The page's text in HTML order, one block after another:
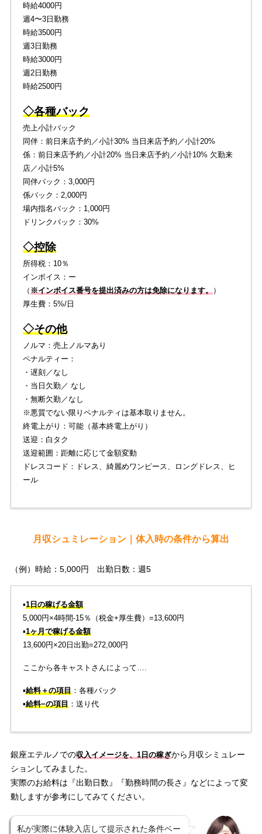
時給4000円
週4〜3日勤務
時給3500円
週3日勤務
時給3000円
週2日勤務
時給2500円
◇各種バック
売上小計バック
同伴：前日来店予約／小計30% 当日来店予約／小計20%
係：前日来店予約／小計20% 当日来店予約／小計10% 欠勤来
店／小計5%
同伴バック：3,000円
係バック：2,000円
場内指名バック：1,000円
ドリンクバック：30%
◇控除
所得税：10％
インボイス：ー
（ ※インボイス番号を提出済みの方は免除になります。
）
厚生費：5%/日
◇その他
ノルマ：売上ノルマあり
ペナルティー：
・遅刻／なし
・当日欠勤／ なし
・無断欠勤／なし
※悪質でない限りペナルティは基本取りません。
終電上がり：可能（基本終電上がり）
送迎：白タク
送迎範囲：距離に応じて金額変動
ドレスコード：ドレス、綺麗めワンピース、ロングドレス、ヒ
ール
月収シュミレーション｜体入時の条件から算出
（例）時給：5,000円 出勤日数：週5
▪️1日の稼げる金額
5,000円×4時間-15％（税金+厚生費）=13,600円
▪️1ヶ月で稼げる金額
13,600円×20日出勤=272,000円
ここから各キャストさんによって….
▪️給料＋の項目：各種バック
▪️給料−の項目：送り代
銀座エテルノでの収入イメージを、1日の稼ぎから月収シミュレー
ションしてみました。
実際のお給料は『出勤日数』『勤務時間の長さ』などによって変
動しますが参考にしてみてください。
私が実際に体験入店して提示された条件ベー